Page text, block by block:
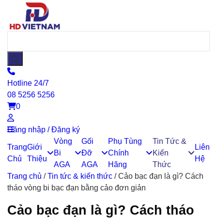
Hotline 24/7
08 5256 5256
0
Đăng nhập / Đăng ký
Trang
Chủ
Giới
Thiệu
Vòng
Bi
AGA
Gối
Đỡ
AGA
Phụ Tùng
Chính
Hãng
Tin Tức &
Kiến
Thức
Liên
Hệ
Trang chủ /Tin tức & kiến thức /Cảo bạc đạn là gì? Cách
tháo vòng bi bạc đạn bằng cảo đơn giản
Cảo bạc đạn là gì? Cách tháo